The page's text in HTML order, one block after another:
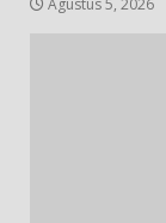
Agustus 5, 2026